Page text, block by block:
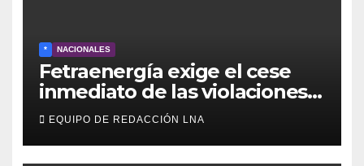
* NACIONALES
Fetraenergía exige el cese
inmediato de las violaciones a
los derechos laborales en la
Industria Petrolera
Venezolana
EQUIPO DE REDACCIÓN LNA